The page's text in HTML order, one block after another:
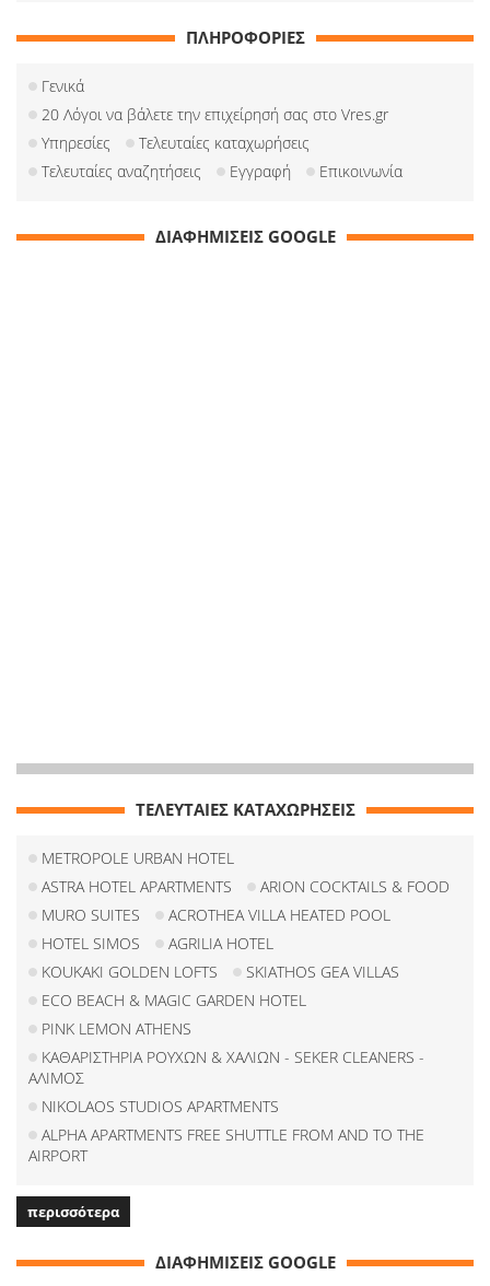
ΠΛΗΡΟΦΟΡΙΕΣ
Γενικά
20 Λόγοι να βάλετε την επιχείρησή σας στο Vres.gr
Υπηρεσίες
Τελευταίες καταχωρήσεις
Τελευταίες αναζητήσεις
Εγγραφή Επικοινωνία
ΔΙΑΦΗΜΙΣΕΙΣ GOOGLE
ΤΕΛΕΥΤΑΙΕΣ ΚΑΤΑΧΩΡΗΣΕΙΣ
METROPOLE URBAN HOTEL
ASTRA HOTEL APARTMENTS
ARION COCKTAILS & FOOD
MURO SUITES
ACROTHEA VILLA HEATED POOL
HOTEL SIMOS
AGRILIA HOTEL
KOUKAKI GOLDEN LOFTS
SKIATHOS GEA VILLAS
ECO BEACH & MAGIC GARDEN HOTEL
PINK LEMON ATHENS
ΚΑΘΑΡΙΣΤΗΡΙΑ ΡΟΥΧΩΝ & ΧΑΛΙΩΝ - SEKER CLEANERS -
ΑΛΙΜΟΣ
NIKOLAOS STUDIOS APARTMENTS
ALPHA APARTMENTS FREE SHUTTLE FROM AND TO THE
AIRPORT
περισσότερα
ΔΙΑΦΗΜΙΣΕΙΣ GOOGLE